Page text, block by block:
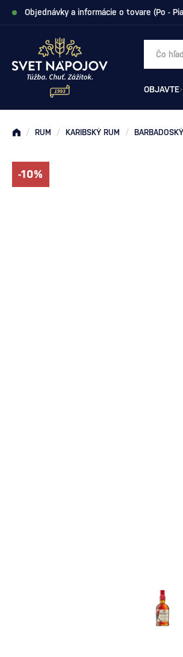
Objednávky a informácie o tovare (Po -
OBJAVTE
/ RUM / KARIBSKÝ RUM /
-10%